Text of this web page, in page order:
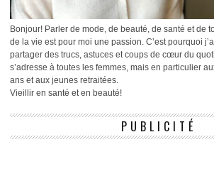
Bonjour! Parler de mode, de beauté, de santé et de
de la vie est pour moi une passion. C’est pourquoi
partager des trucs, astuces et coups de cœur du
s’adresse à toutes les femmes, mais en particulier
ans et aux jeunes retraitées.
Vieillir en santé et en beauté!
PUBLICITÉ